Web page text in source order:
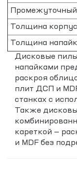
Промежуточный
Толщина
Толщина
Дисковые
напайками
раскроя
плит ДСП и
станках с
Также
кареткой —
и MDF без